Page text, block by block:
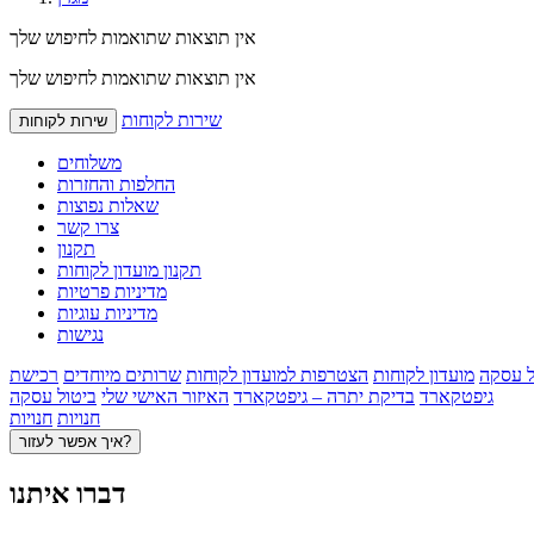
אין תוצאות שתואמות לחיפוש שלך
אין תוצאות שתואמות לחיפוש שלך
שירות לקוחות שירות לקוחות
משלוחים
החלפות והחזרות
שאלות נפוצות
צרו קשר
תקנון
תקנון מועדון לקוחות
מדיניות פרטיות
מדיניות עוגיות
נגישות
עסקה מועדון לקוחות הצטרפות למועדון לקוחות שרותים מיוחדים רכישת
גיפטקארד בדיקת יתרה – גיפטקארד האיזור האישי שלי ביטול עסקה
חנויות חנויות
איך אפשר לעזור?
דברו איתנו